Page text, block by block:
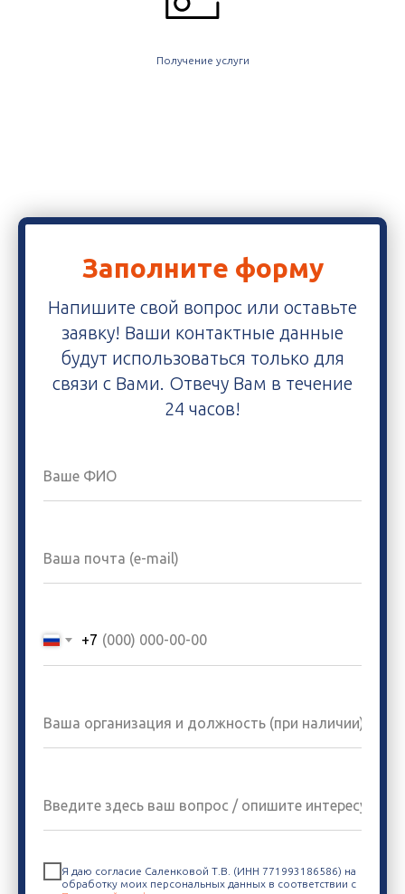
Получение услуги
Заполните форму
Напишите свой вопрос или оставьте
заявку! Ваши контактные данные
будут использоваться только для
связи с Вами. Отвечу Вам в течение
24 часов!
+7
Я даю согласие Саленковой Т.В. (ИНН 771993186586) на
обработку моих персональных данных в соответствии с